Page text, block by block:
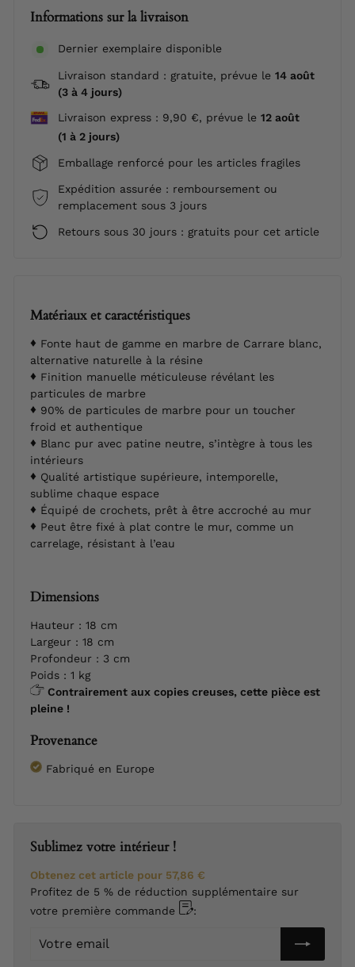
Informations sur la livraison
Dernier exemplaire disponible
Livraison standard : gratuite, prévue le 14 août
(3 à 4 jours)
Livraison express : 9,90 €, prévue le 12 août
(1 à 2 jours)
Emballage renforcé pour les articles fragiles
Expédition assurée : remboursement ou
remplacement sous 3 jours
Retours sous 30 jours : gratuits pour cet article
Matériaux et caractéristiques
Fonte haut de gamme en marbre de Carrare blanc,
alternative naturelle à la résine
Finition manuelle méticuleuse révélant les
particules de marbre
90% de particules de marbre pour un toucher
froid et authentique
Blanc pur avec patine neutre, s’intègre à tous les
intérieurs
Qualité artistique supérieure, intemporelle,
sublime chaque espace
Équipé de crochets, prêt à être accroché au mur
Peut être fixé à plat contre le mur, comme un
carrelage, résistant à l’eau
Dimensions
Hauteur : 18 cm
Largeur : 18 cm
Profondeur : 3 cm
Poids : 1 kg
Contrairement aux copies creuses, cette pièce est
pleine !
Provenance
Fabriqué en Europe
Sublimez votre intérieur !
Obtenez cet article pour 57,86 €
Profitez de 5 % de réduction supplémentaire sur
votre première commande
:
Votre